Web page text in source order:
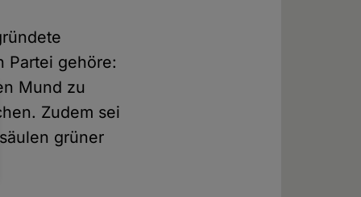
Partei gehöre:
Mund zu
Zudem sei
grüner